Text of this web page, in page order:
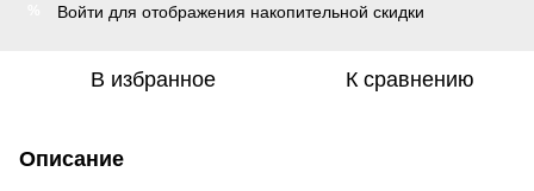
Войти для отображения накопительной скидки
В избранное К сравнению
Описание